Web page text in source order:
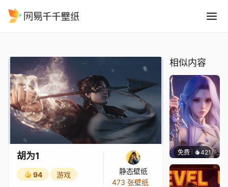
胡为1
94 游戏
静态壁纸
473 张壁纸
相似内容
免费 421好看